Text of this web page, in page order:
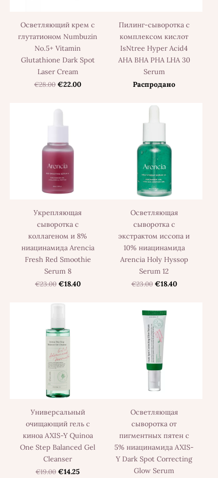
Осветляющий крем с
глутатионом Numbuzin
No.5+ Vitamin
Glutathione Dark Spot
Laser Cream
€28.00 €22.00
Пилинг-сыворотка с
комплексом кислот
IsNtree Hyper Acid4
AHA BHA PHA LHA 30
Serum
Распродано
Укрепляющая
сыворотка с
коллагеном и 8%
ниацинамида Arencia
Fresh Red Smoothie
Serum 8
€23.00 €18.40
Осветляющая
сыворотка с
экстрактом иссопа и
10% ниацинамида
Arencia Holy Hyssop
Serum 12
€23.00 €18.40
Универсальный
очищающий гель с
киноа AXIS-Y Quinoa
One Step Balanced Gel
Cleanser
€19.00 €14.25
Осветляющая
сыворотка от
пигментных пятен с
5% ниацинамида AXIS-
Y Dark Spot Correcting
Glow Serum